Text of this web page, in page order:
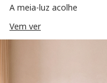
A meia-luz acolhe
Vem ver